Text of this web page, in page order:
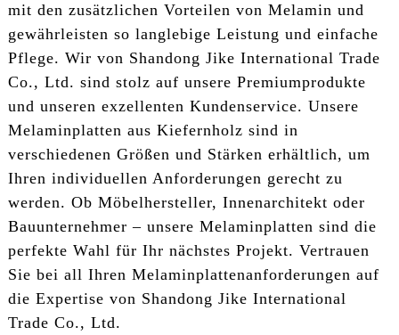
mit den zusätzlichen Vorteilen von Melamin und
gewährleisten so langlebige Leistung und einfache
Pflege. Wir von Shandong Jike International Trade
Co., Ltd. sind stolz auf unsere Premiumprodukte
und unseren exzellenten Kundenservice. Unsere
Melaminplatten aus Kiefernholz sind in
verschiedenen Größen und Stärken erhältlich, um
Ihren individuellen Anforderungen gerecht zu
werden. Ob Möbelhersteller, Innenarchitekt oder
Bauunternehmer – unsere Melaminplatten sind die
perfekte Wahl für Ihr nächstes Projekt. Vertrauen
Sie bei all Ihren Melaminplattenanforderungen auf
die Expertise von Shandong Jike International
Trade Co., Ltd.